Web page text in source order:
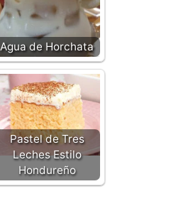
Agua de Horchata
Pastel de Tres
Leches Estilo
Hondureño